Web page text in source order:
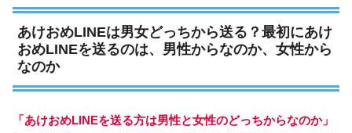
あけおめLINEは男女どっちから送る？最初にあけ
おめLINEを送るのは、男性からなのか、女性から
なのか
「あけおめLINEを送る方は男性と女性のどっちからなのか」